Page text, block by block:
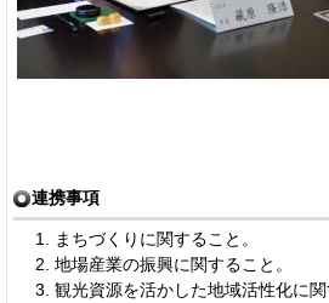
連携事項
まちづくりに関すること。
地場産業の振興に関すること。
観光資源を活かした地域活性化に関